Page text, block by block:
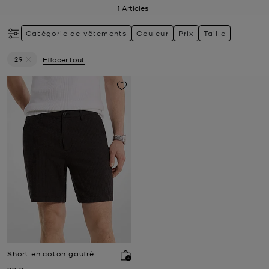
1 Articles
Catégorie de vêtements Couleur Prix Taille
29
Effacer tout
Short en coton gaufré